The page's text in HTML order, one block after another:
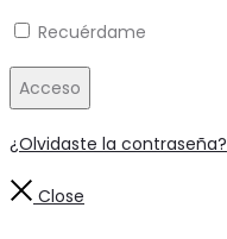
Recuérdame
Acceso
¿Olvidaste la contraseña?
Close